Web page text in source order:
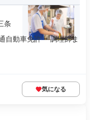
条
自動車免許 ・調理師ま
気になる